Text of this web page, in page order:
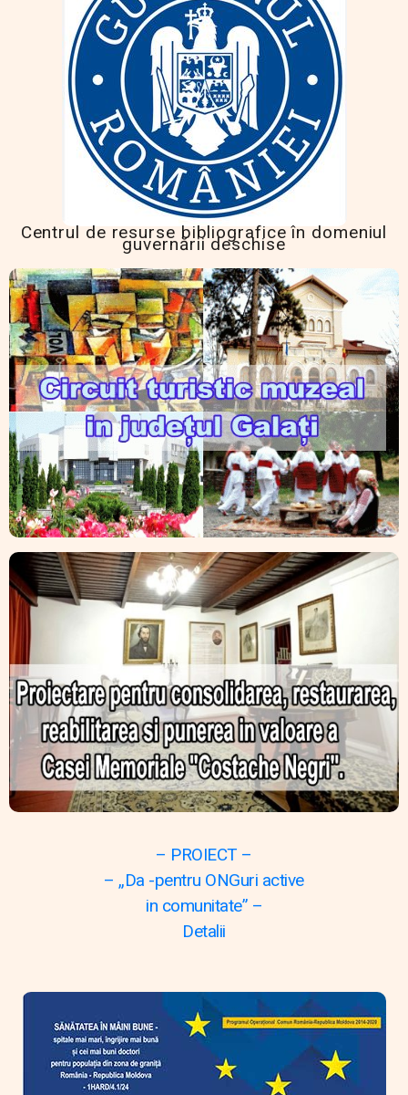
Centrul de resurse bibliografice în domeniul
guvernării deschise
– PROIECT –
– „Da -pentru ONGuri active
in comunitate” –
Detalii